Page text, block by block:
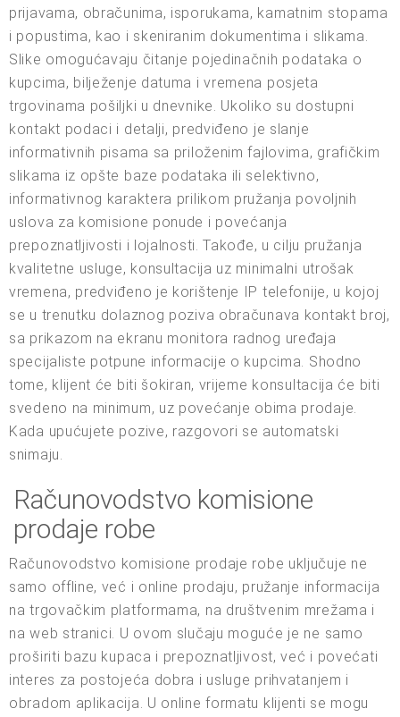
prijavama, obračunima, isporukama, kamatnim stopama
i popustima, kao i skeniranim dokumentima i slikama.
Slike omogućavaju čitanje pojedinačnih podataka o
kupcima, bilježenje datuma i vremena posjeta
trgovinama pošiljki u dnevnike. Ukoliko su dostupni
kontakt podaci i detalji, predviđeno je slanje
informativnih pisama sa priloženim fajlovima, grafičkim
slikama iz opšte baze podataka ili selektivno,
informativnog karaktera prilikom pružanja povoljnih
uslova za komisione ponude i povećanja
prepoznatljivosti i lojalnosti. Takođe, u cilju pružanja
kvalitetne usluge, konsultacija uz minimalni utrošak
vremena, predviđeno je korištenje IP telefonije, u kojoj
se u trenutku dolaznog poziva obračunava kontakt broj,
sa prikazom na ekranu monitora radnog uređaja
specijaliste potpune informacije o kupcima. Shodno
tome, klijent će biti šokiran, vrijeme konsultacija će biti
svedeno na minimum, uz povećanje obima prodaje.
Kada upućujete pozive, razgovori se automatski
snimaju.
Računovodstvo komisione
prodaje robe
Računovodstvo komisione prodaje robe uključuje ne
samo offline, već i online prodaju, pružanje informacija
na trgovačkim platformama, na društvenim mrežama i
na web stranici. U ovom slučaju moguće je ne samo
proširiti bazu kupaca i prepoznatljivost, već i povećati
interes za postojeća dobra i usluge prihvatanjem i
obradom aplikacija. U online formatu klijenti se mogu